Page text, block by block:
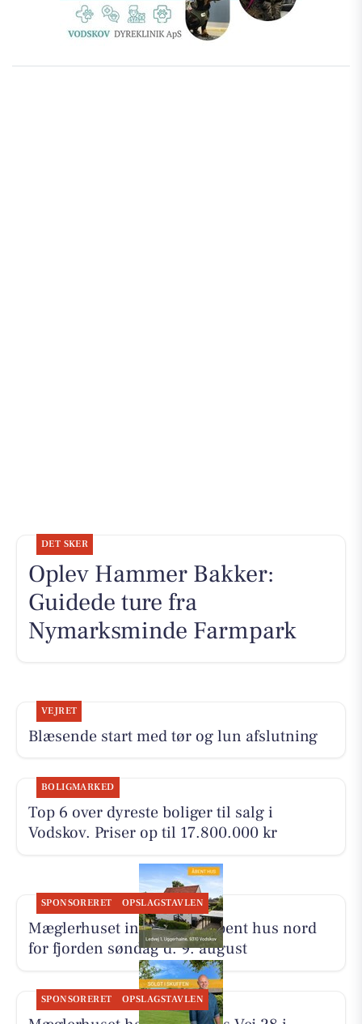
DET SKER
Oplev Hammer Bakker:
Guidede ture fra
Nymarksminde Farmpark
VEJRET
Blæsende start med tør og lun afslutning
BOLIGMARKED
Top 6 over dyreste boliger til salg i
Vodskov. Priser op til 17.800.000 kr
SPONSORERET OPSLAGSTAVLEN
Mæglerhuset inviterer til åbent hus nord
for fjorden søndag d. 9. august
SPONSORERET OPSLAGSTAVLEN